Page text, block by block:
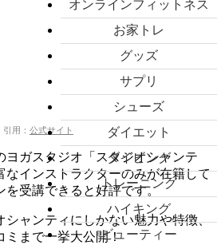
オンラインフィットネス
お家トレ
グッズ
サプリ
シューズ
ダイエット
ダイビング
トレーニング
ハイキング
ビューティー
引用： 公式サイト
ヨガスタジオ「スタジオシャンテ
なインストラクターのみが在籍して
を受講できると好評です。
シャンティにしかない魅力や特徴、
ミまで一挙大公開！